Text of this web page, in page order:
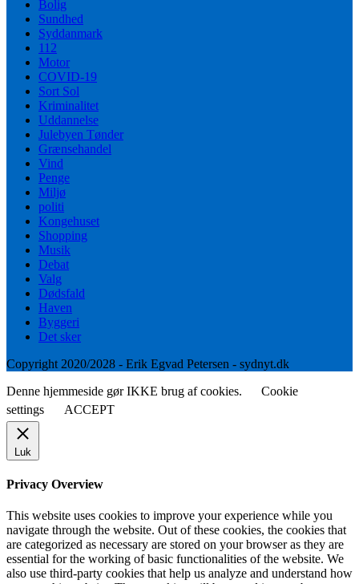
Bolig
Sundhed
Syddanmark
112
Motor
COVID-19
Sort Sol
Kriminalitet
Uddannelse
Julebyen Tønder
Grænsehandel
Vind
Penge
Miljø
politi
Kongehuset
Shopping
Musik
Debat
Valg
Dødsfald
Haven
Byggeri
Det sker
Copyright 2020/2028 - Erik Egvad Petersen - sydnyt.dk
Denne hjemmeside gør IKKE brug af cookies.
Cookie
settings
ACCEPT
Luk
Privacy Overview
This website uses cookies to improve your experience while you
navigate through the website. Out of these cookies, the cookies that
are categorized as necessary are stored on your browser as they are
essential for the working of basic functionalities of the website. We
also use third-party cookies that help us analyze and understand how